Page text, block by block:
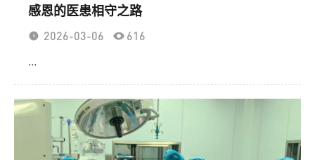
感恩的医患相守之路
2026-03-06 616
...